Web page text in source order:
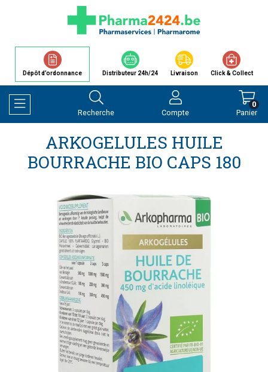
Dépôt d’ordonnance Distributeur 24h/24 Livraison Click & Collect
Afficher la navigation
Recherche Compte Panier
0
ARKOGELULES HUILE
BOURRACHE BIO CAPS 180